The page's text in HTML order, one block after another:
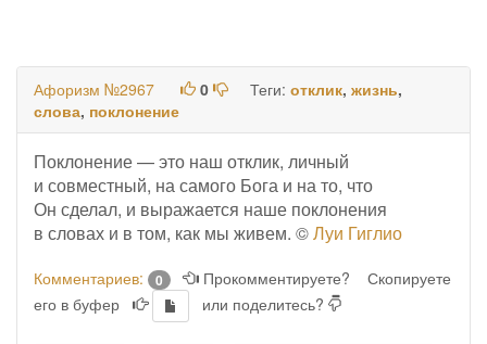
Афоризм №2967 0 Теги: отклик, жизнь,
слова, поклонение
Поклонение — это наш отклик, личный
и совместный, на самого Бога и на то, что
Он сделал, и выражается наше поклонения
в словах и в том, как мы живем. ©Луи Гиглио
Комментариев: 0 Прокомментируете?
Скопируете
его в буфер
или поделитесь?